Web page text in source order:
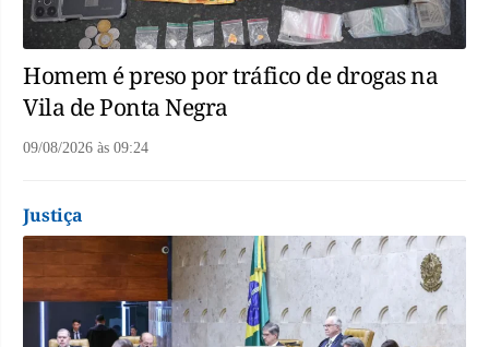
Homem é preso por tráfico de drogas na
Vila de Ponta Negra
09/08/2026 às 09:24
Justiça